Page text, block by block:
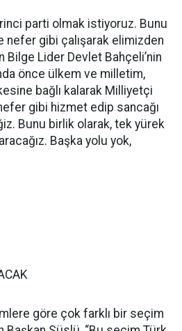
parti olmak istiyoruz. Bunu
nefer gibi çalışarak elimizden
Bilge Lider Devlet Bahçeli’nin
önce ülkem ve milletim,
bağlı kalarak Milliyetçi
gibi hizmet edip sancağı
Bunu birlik olarak, tek yürek
Başka yolu yok,
göre çok farklı bir seçim